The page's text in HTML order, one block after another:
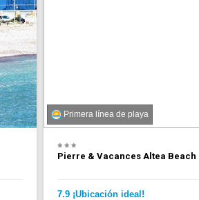
Primera línea de playa
Pierre & Vacances Altea Beach
7.9 ¡Ubicación ideal!